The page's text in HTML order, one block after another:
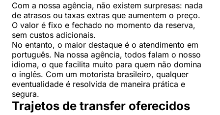
Com a nossa agência, não existem surpresas: nada
de atrasos ou taxas extras que aumentem o preço.
O valor é fixo e fechado no momento da reserva,
sem custos adicionais.
No entanto, o maior destaque é o atendimento em
português. Na nossa agência, todos falam o nosso
idioma, o que facilita muito para quem não domina
o inglês. Com um motorista brasileiro, qualquer
eventualidade é resolvida de maneira prática e
segura.
Trajetos de transfer oferecidos